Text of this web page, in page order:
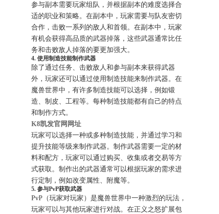
参与副本需要玩家组队，并根据副本的难度选择合
适的职业和策略。在副本中，玩家需要与队友密切
合作，击败一系列的敌人和首领。在副本中，玩家
有机会获得高品质的武器掉落，这些武器通常比任
务和击败敌人掉落的要更加强大。
4. 使用制造技能制作武器
除了通过任务、击败敌人和参与副本来获得武器
外，玩家还可以通过使用制造技能来制作武器。在
魔兽世界中，有许多制造技能可以选择，例如锻
造、制皮、工程等。每种制造技能都有自己的特点
和制作方式。
K8凯发官网网址
玩家可以选择一种或多种制造技能，并通过学习和
提升技能等级来制作武器。制作武器需要一定的材
料和配方，玩家可以通过购买、收集或者交易等方
式获取。制作出的武器通常可以根据玩家的需求进
行定制，例如改变属性、附魔等。
5. 参与PvP获取武器
PvP（玩家对玩家）是魔兽世界中一种激烈的玩法，
玩家可以与其他玩家进行对战。在正义之怒扩展包